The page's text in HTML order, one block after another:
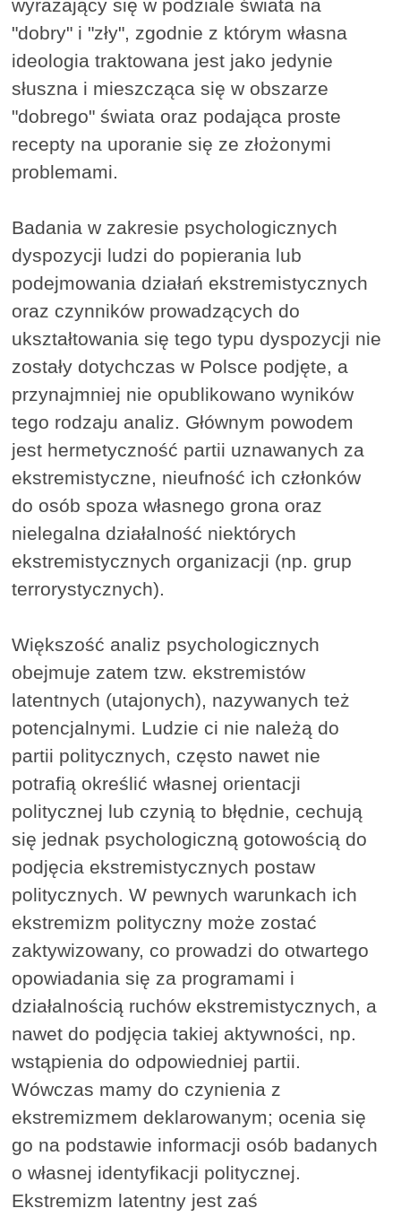
wyrażający się w podziale świata na
"dobry" i "zły", zgodnie z którym własna
ideologia traktowana jest jako jedynie
słuszna i mieszcząca się w obszarze
"dobrego" świata oraz podająca proste
recepty na uporanie się ze złożonymi
problemami.
Badania w zakresie psychologicznych
dyspozycji ludzi do popierania lub
podejmowania działań ekstremistycznych
oraz czynników prowadzących do
ukształtowania się tego typu dyspozycji nie
zostały dotychczas w Polsce podjęte, a
przynajmniej nie opublikowano wyników
tego rodzaju analiz. Głównym powodem
jest hermetyczność partii uznawanych za
ekstremistyczne, nieufność ich członków
do osób spoza własnego grona oraz
nielegalna działalność niektórych
ekstremistycznych organizacji (np. grup
terrorystycznych).
Większość analiz psychologicznych
obejmuje zatem tzw. ekstremistów
latentnych (utajonych), nazywanych też
potencjalnymi. Ludzie ci nie należą do
partii politycznych, często nawet nie
potrafią określić własnej orientacji
politycznej lub czynią to błędnie, cechują
się jednak psychologiczną gotowością do
podjęcia ekstremistycznych postaw
politycznych. W pewnych warunkach ich
ekstremizm polityczny może zostać
zaktywizowany, co prowadzi do otwartego
opowiadania się za programami i
działalnością ruchów ekstremistycznych, a
nawet do podjęcia takiej aktywności, np.
wstąpienia do odpowiedniej partii.
Wówczas mamy do czynienia z
ekstremizmem deklarowanym; ocenia się
go na podstawie informacji osób badanych
o własnej identyfikacji politycznej.
Ekstremizm latentny jest zaś